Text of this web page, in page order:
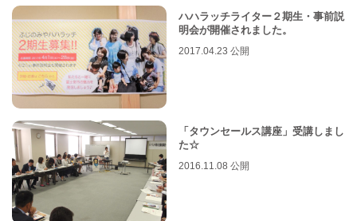
ハハラッチライター２期生・事前説
明会が開催されました。
2017.04.23 公開
「タウンセールス講座」受講しまし
た☆
2016.11.08 公開